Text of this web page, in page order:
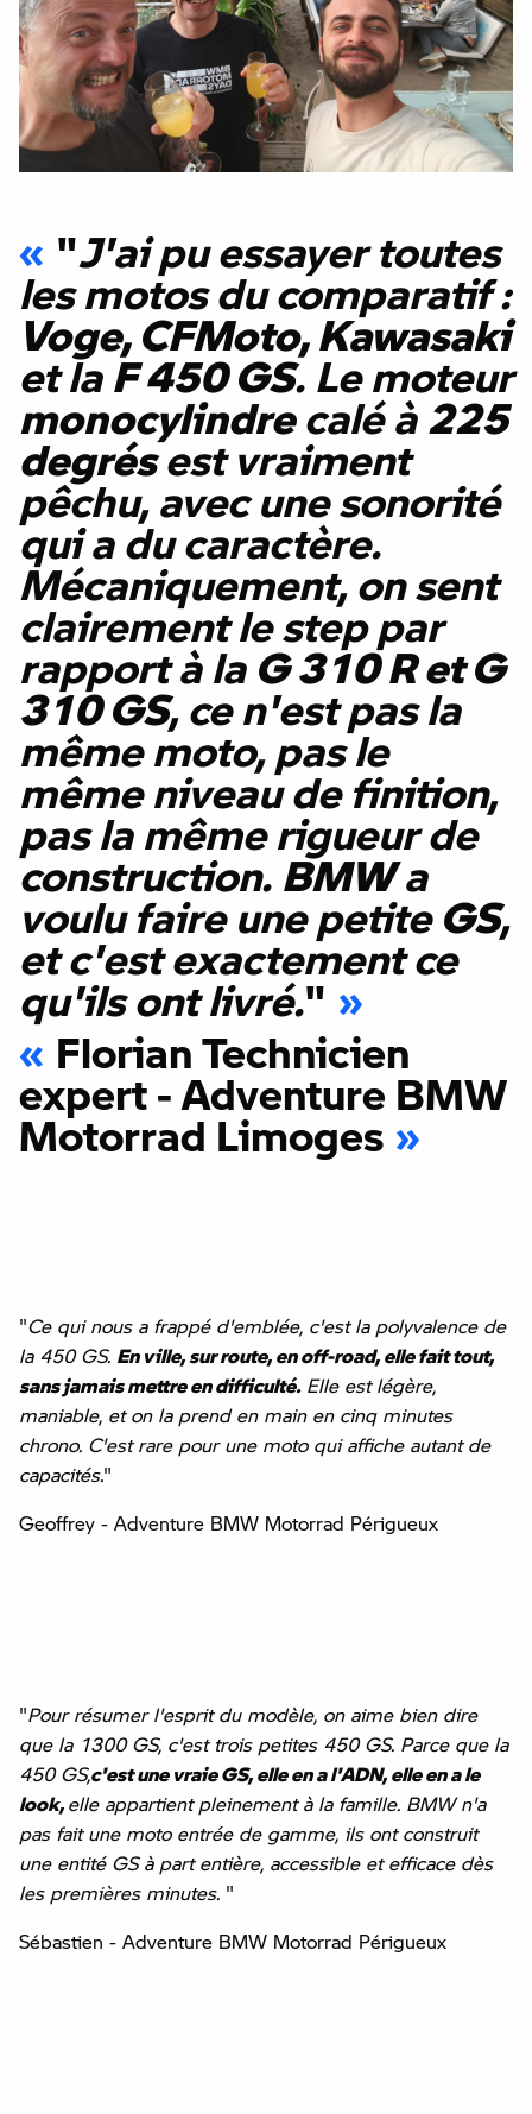
"J'ai pu essayer toutes
les motos du comparatif :
Voge, CFMoto, Kawasaki
et la F 450 GS. Le moteur
monocylindrecalé à 225
degrésest vraiment
pêchu, avec une sonorité
qui a du caractère.
Mécaniquement, on sent
clairement le step par
rapport à la G 310 R et G
310 GS, ce n'est pas la
même moto, pas le
même niveau de finition,
pas la même rigueur de
construction. BMWa
voulu faire une petite GS,
et c'est exactement ce
qu'ils ont livré."
Florian Technicien
expert - Adventure BMW
Motorrad Limoges
"Ce qui nous a frappé d'emblée, c'est la polyvalence de
la 450 GS. En ville, sur route, en off-road, elle fait tout,
sans jamais mettre en difficulté.Elle est légère,
maniable, et on la prend en main en cinq minutes
chrono. C'est rare pour une moto qui affiche autant de
capacités."
Geoffrey - Adventure BMW Motorrad Périgueux
"Pour résumer l'esprit du modèle, on aime bien dire
que la 1300 GS, c'est trois petites 450 GS. Parce que la
450 GS,c'est une vraie GS, elle en a l'ADN, elle en a le
look,elle appartient pleinement à la famille. BMW n'a
pas fait une moto entrée de gamme, ils ont construit
une entité GS à part entière, accessible et efficace dès
les premières minutes. "
Sébastien - Adventure BMW Motorrad Périgueux